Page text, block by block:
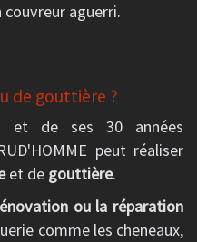
aguerri.
de gouttière ?
et de ses 30 années
peut réaliser
et de gouttière.
ou la réparation
comme les cheneaux,